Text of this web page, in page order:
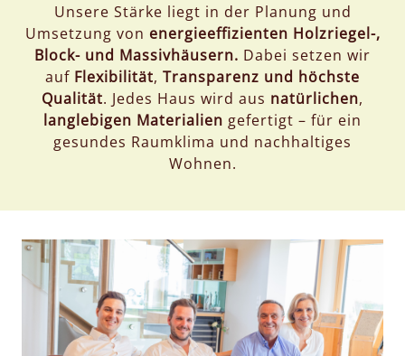
Unsere Stärke liegt in der Planung und
Umsetzung von energieeffizienten Holzriegel-,
Block- und Massivhäusern. Dabei setzen wir
auf Flexibilität, Transparenz und höchste
Qualität. Jedes Haus wird aus natürlichen,
langlebigen Materialien gefertigt – für ein
gesundes Raumklima und nachhaltiges
Wohnen.